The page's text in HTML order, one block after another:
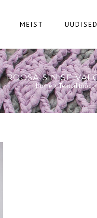
MEIST
ROOSA-SINISE-
Home>Tehtud tööd